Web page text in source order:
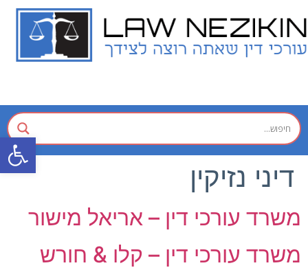
דיני נזיקין
משרד עורכי דין – אריאל מישור
משרד עורכי דין – קלו & חורש